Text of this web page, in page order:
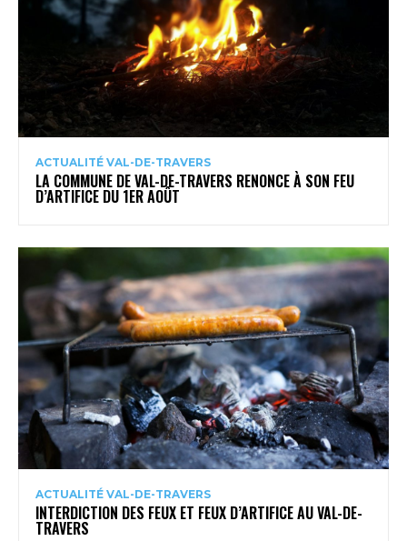
ACTUALITÉ VAL-DE-TRAVERS
LA COMMUNE DE VAL-DE-TRAVERS RENONCE À SON FEU
D’ARTIFICE DU 1ER AOÛT
ACTUALITÉ VAL-DE-TRAVERS
INTERDICTION DES FEUX ET FEUX D’ARTIFICE AU VAL-DE-
TRAVERS